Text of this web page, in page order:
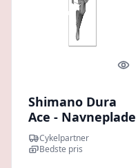
Shimano Dura
Ace - Navneplade
og skrue - Til
venstre STI-greb
Cykelpartner
Bedste pris